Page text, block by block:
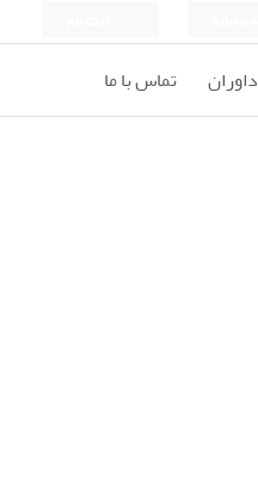
داوران تماس با ما